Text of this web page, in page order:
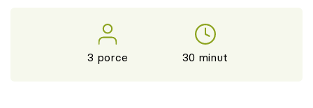
3 porce 30 minut